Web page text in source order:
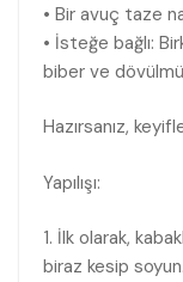
• Bir avuç taze
• İsteğe bağlı:
biber ve
Hazırsanız,
Yapılışı:
1. İlk olarak,
biraz kesip